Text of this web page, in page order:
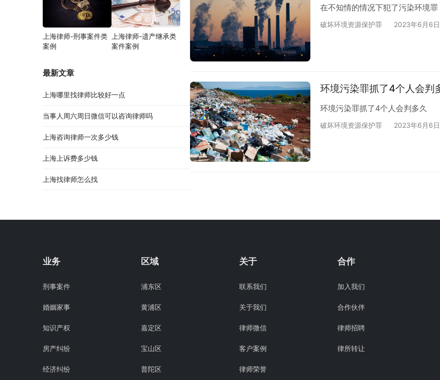
在不知情的情况下犯了污染环境罪
破坏环境资源保护罪 2023年6月6日
环境污染罪抓了4个人会判
环境污染罪抓了4个人会判多久
破坏环境资源保护罪 2023年6月6日
上海律师-刑事案件类
案例
上海律师-遗产继承类
案件案例
最新文章
上海哪里找律师比较好一点
当事人周六周日微信可以咨询律师吗
上海咨询律师一次多少钱
上海上诉费多少钱
上海找律师怎么找
业务
刑事案件
婚姻家事
知识产权
房产纠纷
经济纠纷
区域
浦东区
黄浦区
嘉定区
宝山区
普陀区
关于
联系我们
关于我们
律师微信
客户案例
律师荣誉
合作
加入我们
合作伙伴
律师招聘
律所转让